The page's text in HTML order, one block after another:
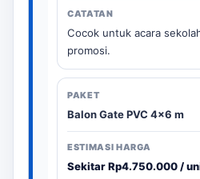
Cocok untuk acara
promosi.
Balon Gate PVC 4x6 m
Sekitar Rp4.750.000 /